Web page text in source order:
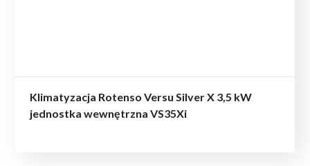
Klimatyzacja Rotenso Versu Silver X 3,5 kW
jednostka wewnętrzna VS35Xi